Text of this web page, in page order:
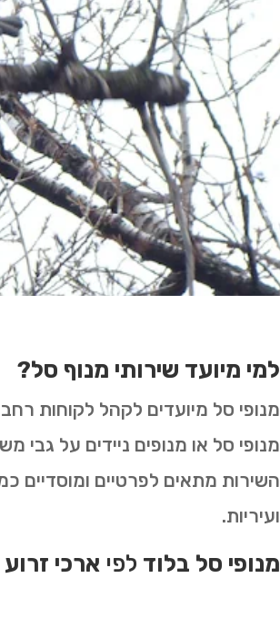
למי מיועד שירותי מנוף סל?
מנופי סל מיועדים לקהל לקוחות
מנופי סל או מנופים ניידים על
השירות מתאים לפרטיים ומוסדיים
ועיריות.
מנופי סל בלוד לפיארכי